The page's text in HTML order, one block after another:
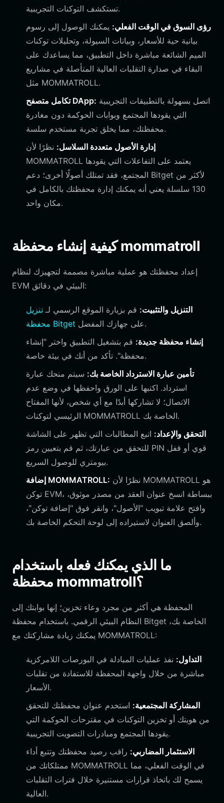
تستكشف التوكنات التجريبية.
رؤى السوق في الوقت الفعلي: يمكنك الوصول إلى رسوم
بيانية حية للأسعار، وبيانات السيولة، وتحليلات توكنات
الميم الشائعة مباشرة داخل التطبيق، مما يساعدك على
البقاء في صدارة التقلبات العالية المتأصلة في مشاريع
مثل MOMMATROLL.
تكامل متصفح DApp:
التي يقودها المجتمع وبوابات الحوكمة دون مغادرة
محفظتك، مما يخلق تجربة مستخدم سلسة.
إدارة الأصول متعددة السلاسل: نظرًا لأن
MOMMATROLL يعتمد على التفاعلات التي يقودها
المجتمع، فقد تمتلك أصولًا أخرى؛ دعم Bitget لأكثر من
130 سلسلة يعني أنه يمكنك إدارة محفظتك بالكامل في
مكان واحد.
كيفية إنشاء محفظة mommatroll
إعداد محفظتك هو عملية مباشرة مصممة لتجهيزك لنظام
EVM البيئي في دقائق:
التنزيل والتثبيت: قم بزيارة الموقع الرسمي لـ تنزيل
محفظة Bitget
على جهازك المفضل.
إنشاء محفظة جديدة: قم بتشغيل التطبيق واختر "إنشاء
محفظة". تأكد من أنك في بيئة خاصة.
تأمين عبارة الاسترداد الخاصة بك: سيتم منحك عبارة
استرداد. اكتبها على الورق واحفظها في وضع عدم
الاتصال؛ لا تشاركها أبدًا مع أي شخص، لأنها المفتاح
الرئيسي لتوكنات MOMMATROLL الخاصة بك.
التحقق والإعداد: اتبع المطالبات التي تظهر على الشاشة
للتحقق من عبارتك، ثم قم بتعيين رمز PIN قوي أو قفل
بيومتري للوصول السريع.
إضافة MOMMATROLL:
توكن EVM، ببساطة انسخ عنوان العقد من مصدر موثوق،
وافتح علامة تبويب "الأصول"، وانقر فوق "إضافة توكن"،
وألصق العنوان لاستيراده إلى لوحة التحكم الخاصة بك.
ما الذي يمكنك فعله باستخدام
محفظة mommatroll؟
المحفظة هي أكثر من مجرد وعاء تخزين؛ إنها بوابتك إلى
النظام البيئي الرقمي. باستخدام محفظة Bitget الخاصة بك،
يمكنك زيادة مشاركتك مع MOMMATROLL:
التداول: نفذ عمليات المبادلة في البورصات اللامركزية
مباشرة من خلال واجهة المحفظة للاستفادة من تقلبات
الأسعار.
المشاركة المجتمعية: استخدم عنوان محفظتك للتحقق
من هويتك أو تخزين التوكنات في مقترحات الحوكمة التي
يقودها المجتمع ومبادرات التصويت التجريبية.
الاستثمار المضاربي: راقب رصيد محفظتك وتتبع أداء
ممتلكاتك من MOMMATROLL في الوقت الفعلي، مما
يسمح لك باتخاذ قرارات مستنيرة خلال فترات التقلبات
العالية.